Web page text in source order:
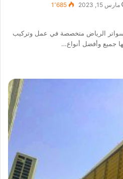
مارس 15, 2023 1٬685
الرياض متخصصة في عمل وتركيب
جميع وأفضل أنواع…